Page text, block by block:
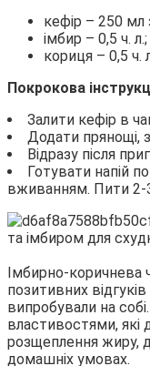
кефір – 250
імбир – 0,5 ч. л.;
кориця – 0,5 ч.
Покрокова
Залити кефір в
Додати прянощі,
Відразу після
Готувати напій
вживанням. Пити 2-3
Імбирно-коричнева
позитивних
випробували на
властивостями,
розщеплення жиру,
домашніх умовах.